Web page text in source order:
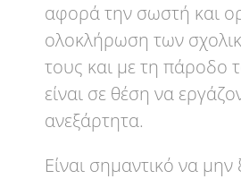
αφορά την σωστή και
ολοκλήρωση των
τους και με τη πάροδο
είναι σε θέση να
ανεξάρτητα.
Είναι σημαντικό να μην